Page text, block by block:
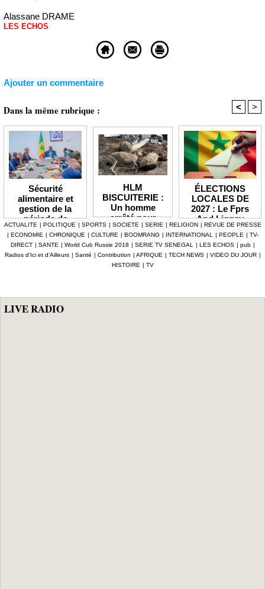
Alassane DRAME
LES ECHOS
Ajouter un commentaire
Dans la même rubrique : < >
Sécurité
alimentaire et
gestion de la
période de
soudure Le
gouvernement
débloque plus de
7,2 milliards F
HLM
BISCUITERIE :
Un homme
arrêté pour
abattage
clandestin d’un
mouton et
tentative de
vente de viande
ÉLECTIONS
LOCALES DE
2027 : Le Fprs
And Liggey
plaide pour un
report du scrutin
prévu en janvier
prochain
ACTUALITE | POLITIQUE | SPORTS | SOCIETE | SERIE | RELIGION | REVUE DE PRESSE
| ECONOMIE | CHRONIQUE | CULTURE | BOOMRANG | INTERNATIONAL | PEOPLE | TV-
DIRECT | SANTE | World Cub Russie 2018 | SERIE TV SENEGAL | LES ECHOS | pub |
Radios d’Ici et d’Ailleurs | Santé | Contribution | AFRIQUE | TECH NEWS | VIDEO DU JOUR |
HISTOIRE | TV
LIVE RADIO